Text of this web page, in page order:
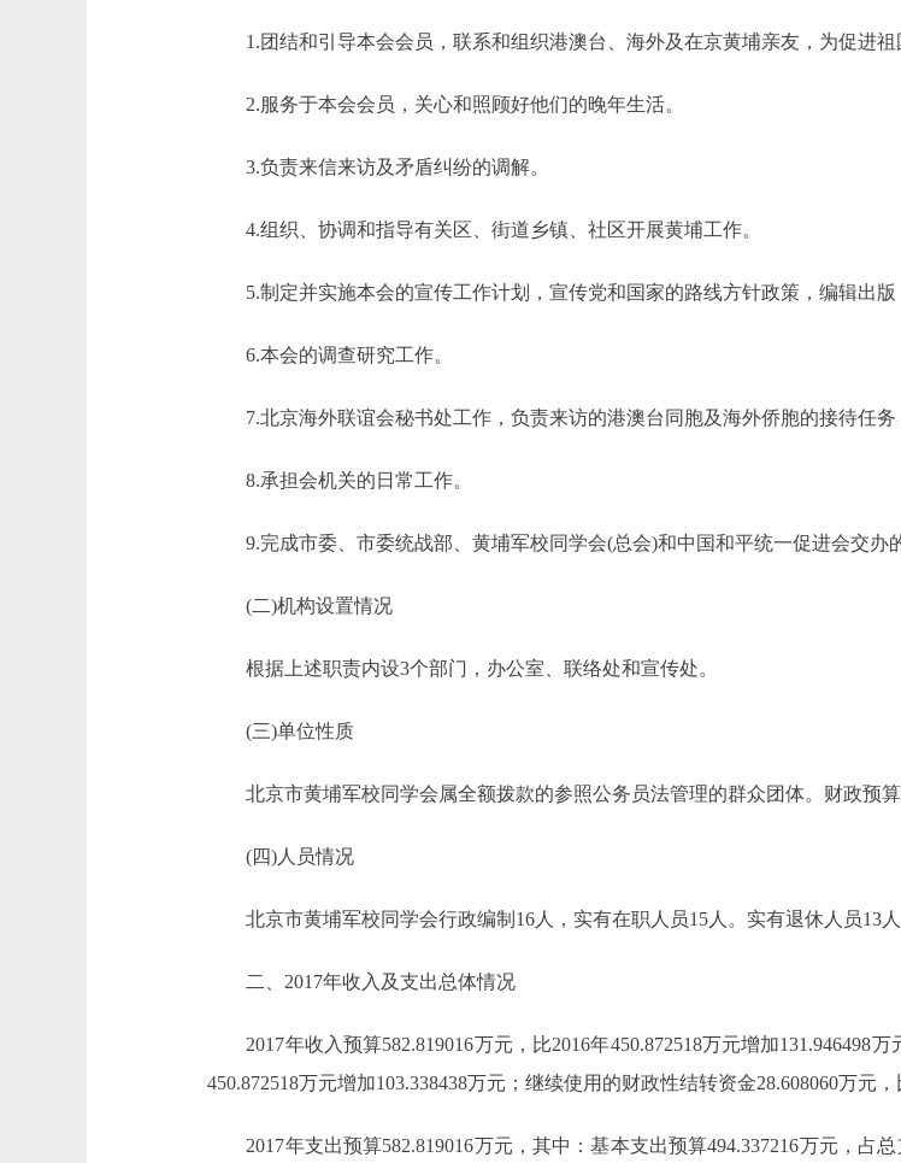
1.团结和引导本会会员，联系和组织港澳台、海外及在京黄埔亲友，为促进祖
2.服务于本会会员，关心和照顾好他们的晚年生活。
3.负责来信来访及矛盾纠纷的调解。
4.组织、协调和指导有关区、街道乡镇、社区开展黄埔工作。
5.制定并实施本会的宣传工作计划，宣传党和国家的路线方针政策，编辑出版
6.本会的调查研究工作。
7.北京海外联谊会秘书处工作，负责来访的港澳台同胞及海外侨胞的接待任务
8.承担会机关的日常工作。
9.完成市委、市委统战部、黄埔军校同学会(总会)和中国和平统一促进会交办
(二)机构设置情况
根据上述职责内设3个部门，办公室、联络处和宣传处。
(三)单位性质
北京市黄埔军校同学会属全额拨款的参照公务员法管理的群众团体。财政预算
(四)人员情况
北京市黄埔军校同学会行政编制16人，实有在职人员15人。实有退休人员13人
二、2017年收入及支出总体情况
2017年收入预算582.819016万元，比2016年450.872518万元增加131.946498万
450.872518万元增加103.338438万元；继续使用的财政性结转资金28.608060万元，
2017年支出预算582.819016万元，其中：基本支出预算494.337216万元，占总